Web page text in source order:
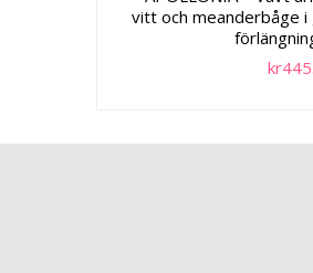
vitt och meanderbåge i
kr